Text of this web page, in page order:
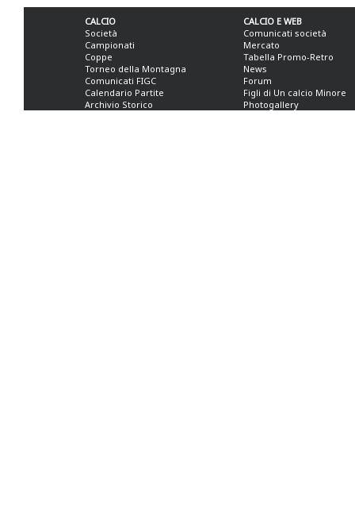
CALCIO
Società
Campionati
Coppe
Torneo della Montagna
Comunicati FIGC
Calendario Partite
Archivio Storico
CALCIO E WEB
Comunicati società
Mercato
Tabella Promo-Retro
News
Forum
Figli di Un calcio Minore
Photogallery